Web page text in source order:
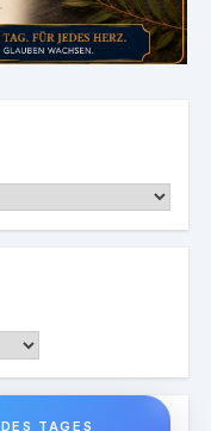
TAGES